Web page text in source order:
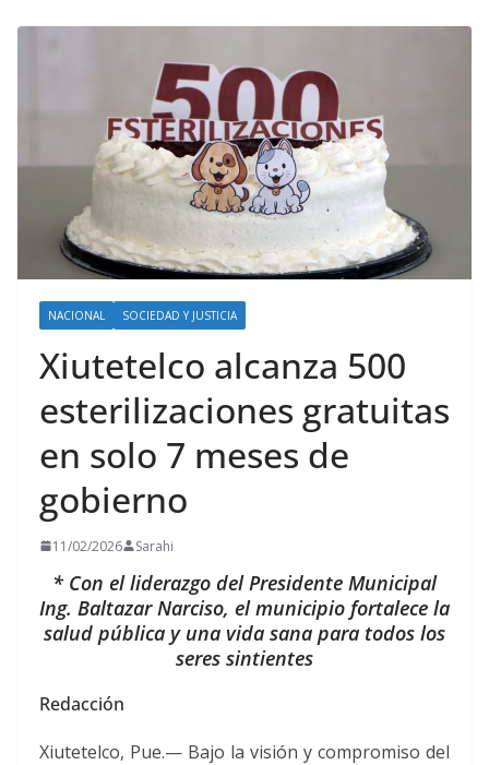
NACIONAL SOCIEDAD Y JUSTICIA
Xiutetelco alcanza 500
esterilizaciones gratuitas
en solo 7 meses de
gobierno
11/02/2026 Sarahi
* Con el liderazgo del Presidente Municipal
Ing. Baltazar Narciso, el municipio fortalece la
salud pública y una vida sana para todos los
seres sintientes
Redacción
Xiutetelco, Pue.— Bajo la visión y compromiso del